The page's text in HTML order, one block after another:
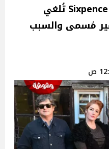
فرقة Sixpence None The Richer تُلغي
مُسمى والسبب